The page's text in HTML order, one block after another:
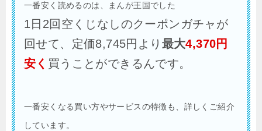
一番安く読めるのは、まんが王国でした
1日2回空くじなしのクーポンガチャが
回せて、定価8,745円より 最大4,370円
安く 買うことができるんです。
一番安くなる買い方やサービスの特徴も、詳しくご紹介
しています。